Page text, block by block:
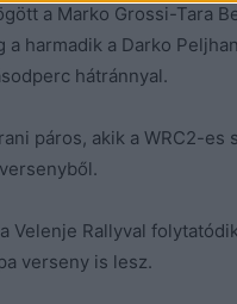
allow Google to enable
functionality and fraud
a Marko Grossi-Tara
a harmadik a Darko
hátránnyal.
páros, akik a WRC2-es
Velenje Rallyval
verseny is lesz.